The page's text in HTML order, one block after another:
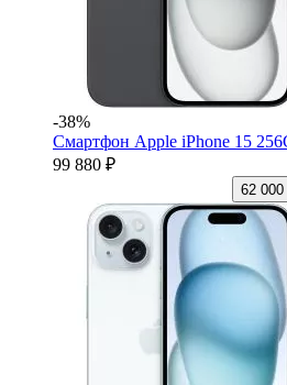
-38%
Смартфон Apple iPhone 15
99 880 ₽
62 000